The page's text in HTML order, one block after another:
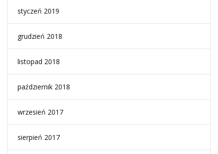
styczeń 2019
grudzień 2018
listopad 2018
październik 2018
wrzesień 2017
sierpień 2017